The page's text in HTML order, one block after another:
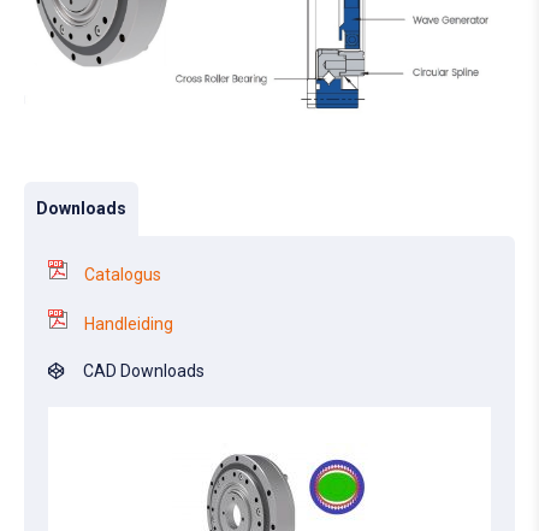
Downloads
Catalogus
Handleiding
CAD Downloads